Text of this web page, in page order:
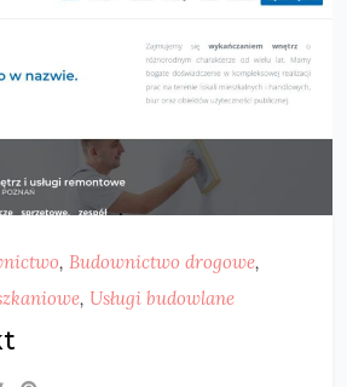
, Budownictwo drogowe,
, Usługi budowlane